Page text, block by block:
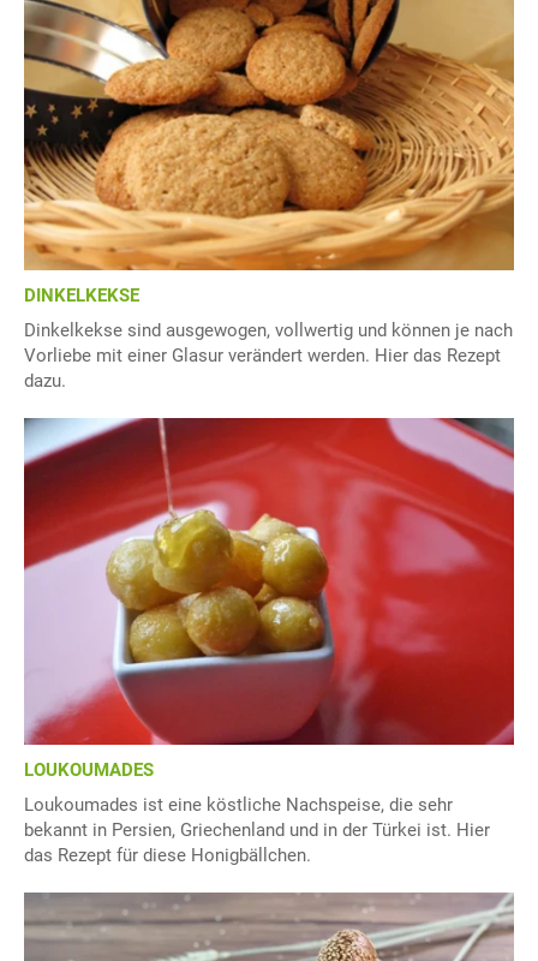
DINKELKEKSE
Dinkelkekse sind ausgewogen, vollwertig und können je nach
Vorliebe mit einer Glasur verändert werden. Hier das Rezept
dazu.
LOUKOUMADES
Loukoumades ist eine köstliche Nachspeise, die sehr
bekannt in Persien, Griechenland und in der Türkei ist. Hier
das Rezept für diese Honigbällchen.